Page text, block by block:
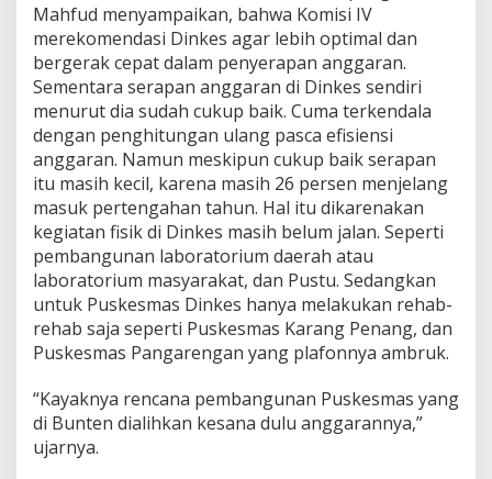
Mahfud menyampaikan, bahwa Komisi IV
merekomendasi Dinkes agar lebih optimal dan
bergerak cepat dalam penyerapan anggaran.
Sementara serapan anggaran di Dinkes sendiri
menurut dia sudah cukup baik. Cuma terkendala
dengan penghitungan ulang pasca efisiensi
anggaran. Namun meskipun cukup baik serapan
itu masih kecil, karena masih 26 persen menjelang
masuk pertengahan tahun. Hal itu dikarenakan
kegiatan fisik di Dinkes masih belum jalan. Seperti
pembangunan laboratorium daerah atau
laboratorium masyarakat, dan Pustu. Sedangkan
untuk Puskesmas Dinkes hanya melakukan rehab-
rehab saja seperti Puskesmas Karang Penang, dan
Puskesmas Pangarengan yang plafonnya ambruk.
“Kayaknya rencana pembangunan Puskesmas yang
di Bunten dialihkan kesana dulu anggarannya,”
ujarnya.